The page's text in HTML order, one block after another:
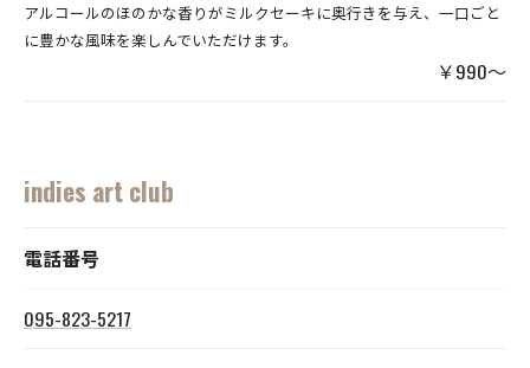
アルコールのほのかな香りがミルクセーキに奥行きを与え、一口ごと
に豊かな風味を楽しんでいただけます。
￥990～
indies art club
電話番号
095-823-5217